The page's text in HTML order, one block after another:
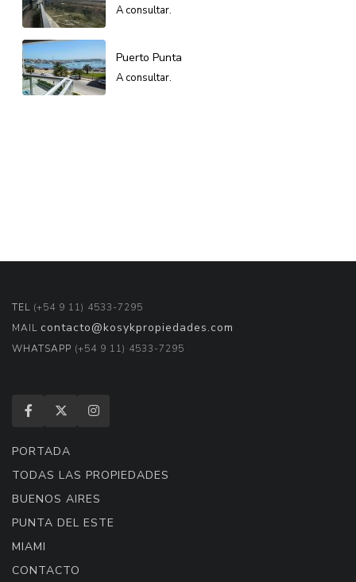
A consultar.
Puerto Punta
A consultar.
TEL (+54 9 11) 4533-7295
MAIL contacto@kosykpropiedades.com
WHATSAPP (+54 9 11) 4533-7295
PORTADA
TODAS LAS PROPIEDADES
BUENOS AIRES
PUNTA DEL ESTE
MIAMI
CONTACTO